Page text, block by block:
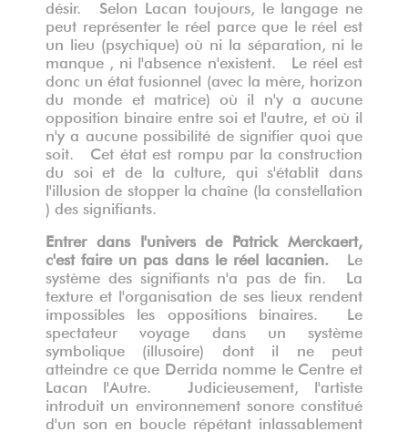
désir. Selon Lacan toujours, le langage ne
peut représenter le réel parce que le réel est
un lieu (psychique) où ni la séparation, ni le
manque , ni l'absence n'existent. Le réel est
donc un état fusionnel (avec la mère, horizon
du monde et matrice) où il n'y a aucune
opposition binaire entre soi et l'autre, et où il
n'y a aucune possibilité de signifier quoi que
soit. Cet état est rompu par la construction
du soi et de la culture, qui s'établit dans
l'illusion de stopper la chaîne (la constellation
) des signifiants.
Entrer dans l'univers de Patrick Merckaert,
c'est faire un pas dans le réel lacanien. Le
système des signifiants n'a pas de fin. La
texture et l'organisation de ses lieux rendent
impossibles les oppositions binaires. Le
spectateur voyage dans un système
symbolique (illusoire) dont il ne peut
atteindre ce que Derrida nomme le Centre et
Lacan l'Autre. Judicieusement, l'artiste
introduit un environnement sonore constitué
d'un son en boucle répétant inlassablement